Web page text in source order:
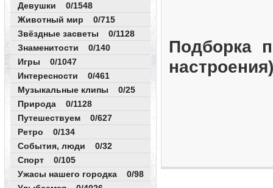
Девушки 0/1548
Животный мир 0/715
Звёздные засветы 0/1128
Знаменитости 0/140
Игры 0/1047
Интересности 0/461
Музыкальные клипы 0/25
Природа 0/1128
Путешествуем 0/627
Ретро 0/134
События, люди 0/32
Спорт 0/105
Ужасы нашего городка 0/98
Подборка